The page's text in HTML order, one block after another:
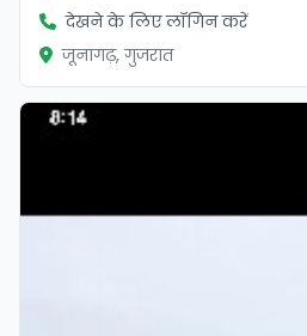
देखने के लिए लॉगिन करें
जूनागढ़, गुजरात